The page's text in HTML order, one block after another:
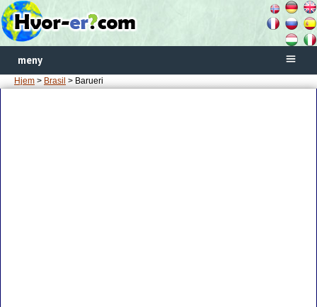
meny
Hjem > Brasil > Barueri